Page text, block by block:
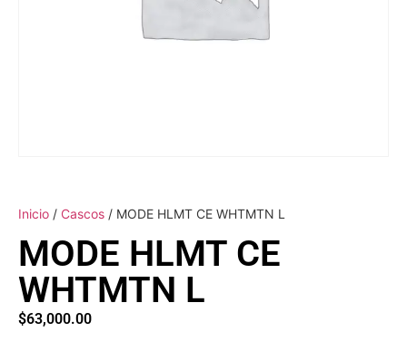
Inicio / Cascos / MODE HLMT CE WHTMTN L
MODE HLMT CE
WHTMTN L
$63,000.00